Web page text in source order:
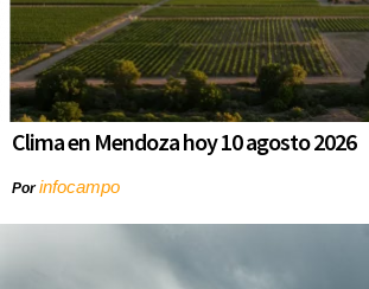
Clima en Mendoza hoy 10 agosto 2026
Porinfocampo